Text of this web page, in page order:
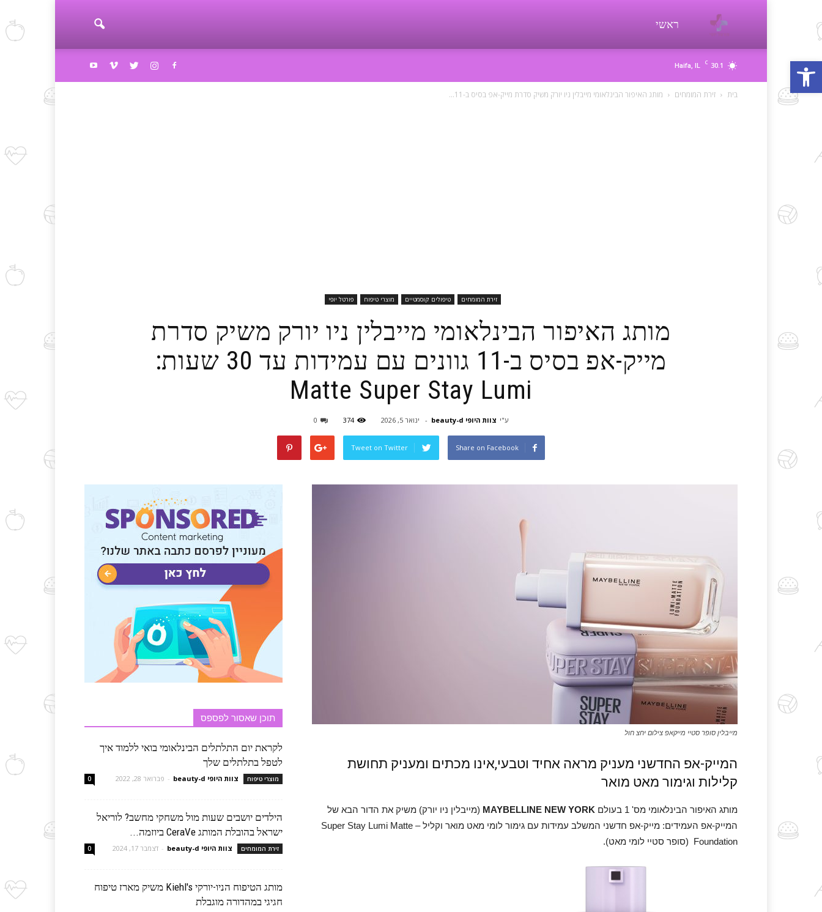
פתח סרגל נגישות
פורטל
ראשי
30.1
C
Haifa, IL
בית זירת המומחים מותג האיפור הבינלאומי מייבלין ניו יורק משיק סדרת מייק-אפ בסיס ב-11...
זירת המומחים טיפולים קוסמטיים מוצרי טיפוח פורטל יופי
מותג האיפור הבינלאומי מייבלין ניו יורק משיק סדרת
מייק-אפ בסיס ב-11 גוונים עם עמידות עד 30 שעות:
Matte Super Stay Lumi
ע"י צוות היופי beauty-d - ינואר 5, 2026 374
0
Share on Facebook
Tweet on Twitter
מייבלין סופר סטיי מייקאפ צילום יחצ חול
המייק-אפ החדשני מעניק מראה אחיד וטבעי,אינו מכתים ומעניק תחושת
קלילות וגימור מאט מואר
מותג האיפור הבינלאומי מס' 1 בעולם MAYBELLINE NEW YORK (מייבלין ניו יורק) משיק את הדור הבא של
המייק-אפ העמידים: מייק-אפ חדשני המשלב עמידות עם גימור לומי מאט מואר וקליל – Super Stay Lumi Matte
Foundation (סופר סטיי לומי מאט).
תוכן שאסור לפספס
לקראת יום התלתלים הבינלאומי בואי ללמוד איך
לטפל בתלתלים שלך
מוצרי טיפוח צוות היופי beauty-d - פברואר 28, 2022 0
הילדים יושבים שעות מול משחקי מחשב? לוריאל
ישראל בהובלת המותג CeraVe ביוזמה...
זירת המומחים צוות היופי beauty-d - דצמבר 17, 2024 0
מותג הטיפוח הניו-יורקי Kiehl's משיק מארז טיפוח
חגיגי במהדורה מוגבלת